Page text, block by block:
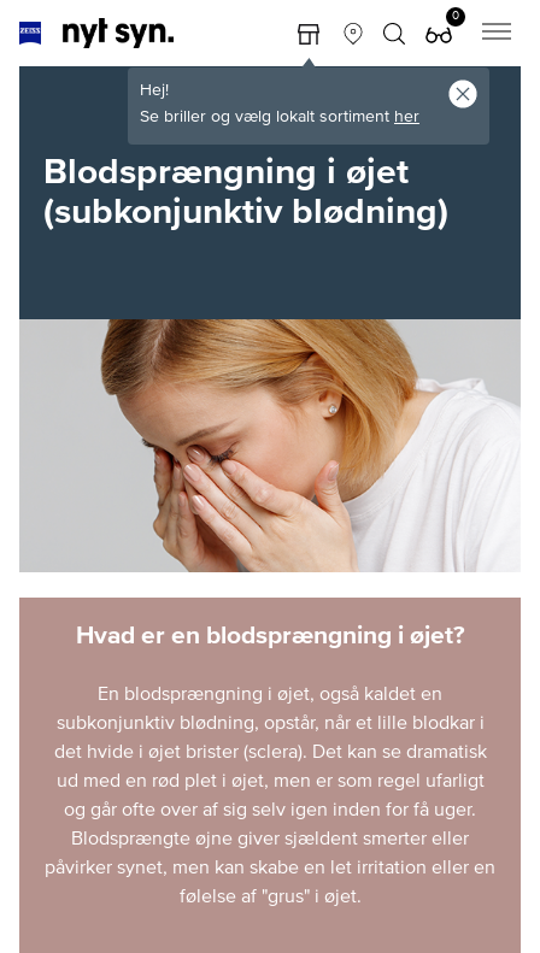
Hej!
Se briller og vælg lokalt sortiment her
0
Blodsprængning i øjet
(subkonjunktiv blødning)
Hvad er en blodsprængning i øjet?
En blodsprængning i øjet, også kaldet en
subkonjunktiv blødning, opstår, når et lille blodkar i
det hvide i øjet brister (sclera). Det kan se dramatisk
ud med en rød plet i øjet, men er som regel ufarligt
og går ofte over af sig selv igen inden for få uger.
Blodsprængte øjne giver sjældent smerter eller
påvirker synet, men kan skabe en let irritation eller en
følelse af "grus" i øjet.